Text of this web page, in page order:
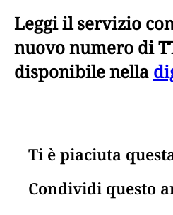
Leggi il servizio
nuovo numero di
disponibile nella
Ti è piaciuta
Condividi questo